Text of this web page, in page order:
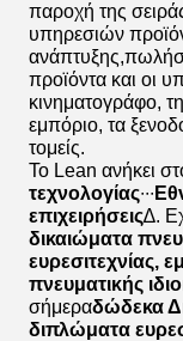
παροχή της
υπηρεσιών
προϊόντα και οι
κινηματογράφο,
εμπόριο, τα
τομείς.
Το Lean ανήκει
τεχνολογίας∙∙∙
επιχειρήσεις∆.
δικαιώματα
ευρεσιτεχνίας,
πνευματικής
σήμεραδώδεκα
διπλώματα